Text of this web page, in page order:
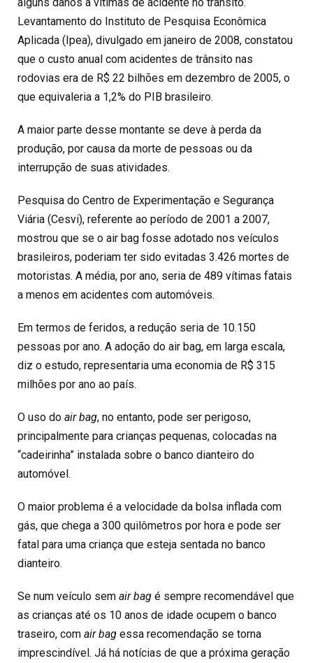
Levantamento do Instituto de Pesquisa Econômica
Aplicada (Ipea), divulgado em janeiro de 2008, constatou
que o custo anual com acidentes de trânsito nas
rodovias era de R$ 22 bilhões em dezembro de 2005, o
que equivaleria a 1,2% do PIB brasileiro.
A maior parte desse montante se deve à perda da
produção, por causa da morte de pessoas ou da
interrupção de suas atividades.
Pesquisa do Centro de Experimentação e Segurança
Viária (Cesvi), referente ao período de 2001 a 2007,
mostrou que se o air bag fosse adotado nos veículos
brasileiros, poderiam ter sido evitadas 3.426 mortes de
motoristas. A média, por ano, seria de 489 vítimas fatais
a menos em acidentes com automóveis.
Em termos de feridos, a redução seria de 10.150
pessoas por ano. A adoção do air bag, em larga escala,
diz o estudo, representaria uma economia de R$ 315
milhões por ano ao país.
O uso do air bag, no entanto, pode ser perigoso,
principalmente para crianças pequenas, colocadas na
“cadeirinha” instalada sobre o banco dianteiro do
automóvel.
O maior problema é a velocidade da bolsa inflada com
gás, que chega a 300 quilômetros por hora e pode ser
fatal para uma criança que esteja sentada no banco
dianteiro.
Se num veículo sem air bag é sempre recomendável que
as crianças até os 10 anos de idade ocupem o banco
traseiro, com air bag essa recomendação se torna
imprescindível. Já há notícias de que a próxima geração